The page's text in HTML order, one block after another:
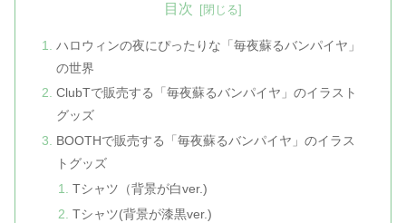
目次
ハロウィンの夜にぴったりな「毎夜蘇るバンパイヤ」
の世界
ClubTで販売する「毎夜蘇るバンパイヤ」のイラスト
グッズ
BOOTHで販売する「毎夜蘇るバンパイヤ」のイラス
トグッズ
Tシャツ（背景が白ver.)
Tシャツ(背景が漆黒ver.)